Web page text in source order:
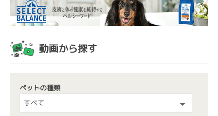
動画から探す
ペットの種類
すべて